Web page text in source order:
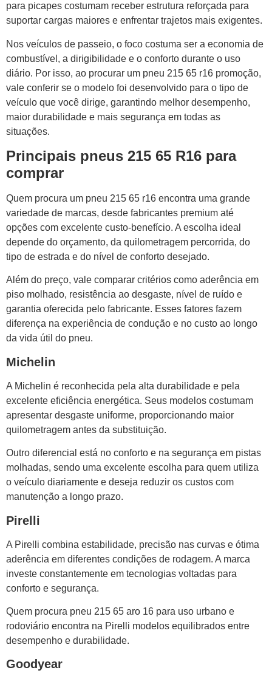
para picapes costumam receber estrutura reforçada para
suportar cargas maiores e enfrentar trajetos mais exigentes.
Nos veículos de passeio, o foco costuma ser a economia de
combustível, a dirigibilidade e o conforto durante o uso
diário. Por isso, ao procurar um pneu 215 65 r16 promoção,
vale conferir se o modelo foi desenvolvido para o tipo de
veículo que você dirige, garantindo melhor desempenho,
maior durabilidade e mais segurança em todas as
situações.
Principais pneus 215 65 R16 para
comprar
Quem procura um pneu 215 65 r16 encontra uma grande
variedade de marcas, desde fabricantes premium até
opções com excelente custo-benefício. A escolha ideal
depende do orçamento, da quilometragem percorrida, do
tipo de estrada e do nível de conforto desejado.
Além do preço, vale comparar critérios como aderência em
piso molhado, resistência ao desgaste, nível de ruído e
garantia oferecida pelo fabricante. Esses fatores fazem
diferença na experiência de condução e no custo ao longo
da vida útil do pneu.
Michelin
A Michelin é reconhecida pela alta durabilidade e pela
excelente eficiência energética. Seus modelos costumam
apresentar desgaste uniforme, proporcionando maior
quilometragem antes da substituição.
Outro diferencial está no conforto e na segurança em pistas
molhadas, sendo uma excelente escolha para quem utiliza
o veículo diariamente e deseja reduzir os custos com
manutenção a longo prazo.
Pirelli
A Pirelli combina estabilidade, precisão nas curvas e ótima
aderência em diferentes condições de rodagem. A marca
investe constantemente em tecnologias voltadas para
conforto e segurança.
Quem procura pneu 215 65 aro 16 para uso urbano e
rodoviário encontra na Pirelli modelos equilibrados entre
desempenho e durabilidade.
Goodyear